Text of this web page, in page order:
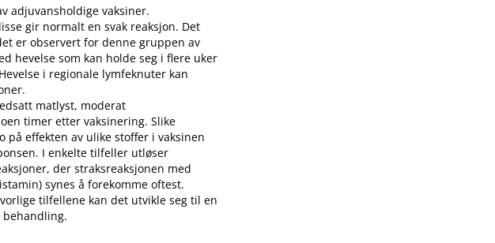
adjuvansholdige vaksiner.
gir normalt en svak reaksjon. Det
er observert for denne gruppen av
hevelse som kan holde seg i flere uker
i regionale lymfeknuter kan
matlyst, moderat
timer etter vaksinering. Slike
på effekten av ulike stoffer i vaksinen
I enkelte tilfeller utløser
der straksreaksjonen med
synes å forekomme oftest.
tilfellene kan det utvikle seg til en
behandling.